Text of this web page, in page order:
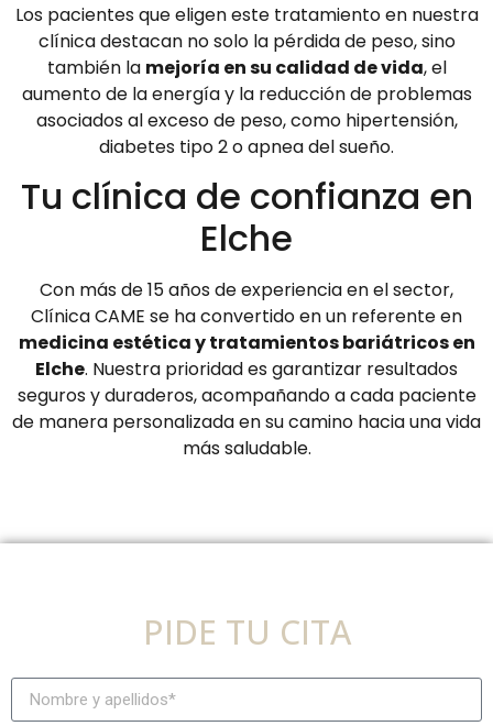
Los pacientes que eligen este tratamiento en nuestra
clínica destacan no solo la pérdida de peso, sino
también la mejoría en su calidad de vida, el
aumento de la energía y la reducción de problemas
asociados al exceso de peso, como hipertensión,
diabetes tipo 2 o apnea del sueño.
Tu clínica de confianza en
Elche
Con más de 15 años de experiencia en el sector,
Clínica CAME se ha convertido en un referente en
medicina estética y tratamientos bariátricos en
Elche. Nuestra prioridad es garantizar resultados
seguros y duraderos, acompañando a cada paciente
de manera personalizada en su camino hacia una vida
más saludable.
PIDE TU CITA